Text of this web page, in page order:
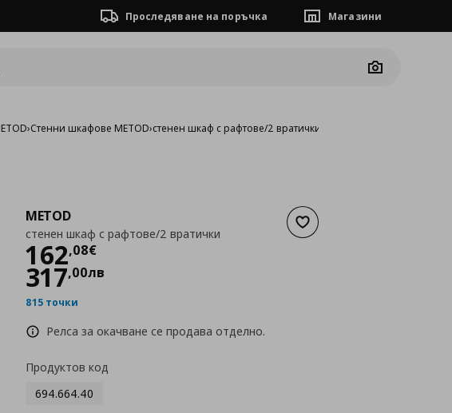
Проследяване на поръчка Магазини
Camera
›Стенни шкафове METOD›стенен шкаф с рафтове/2 вратички
Добави към списъка с
METOD
стенен шкаф с рафтове/2 вратички
162,08€
Цена
317,00лв
815 точки
Релса за окачване се продава отделно.
Продуктов код
694.664.40